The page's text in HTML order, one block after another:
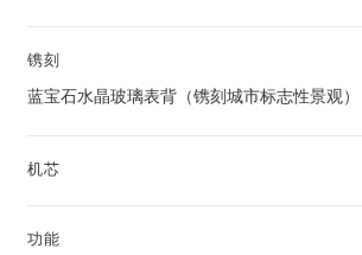
镌刻
蓝宝石水晶玻璃表背（镌刻城市标志性景观）
机芯
功能